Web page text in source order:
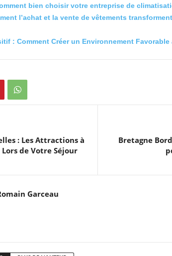
bien choisir votre entreprise de
l’achat et la vente de vêtements
: Comment Créer un Environnement Favorable
: Les Attractions à
de Votre Séjour
Bretagne
Garceau